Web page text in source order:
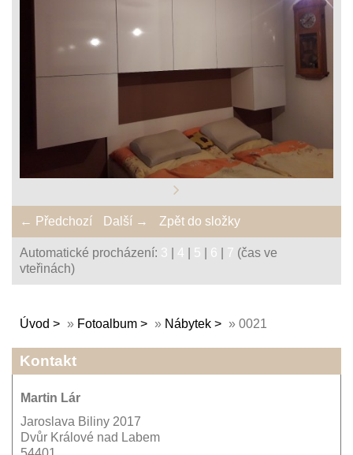
← Předchozí Další → Zpět do složky
Automatické procházení: 3 4 5 6 7 (čas ve
vteřinách)
Úvod » Fotoalbum » Nábytek » 0021
Kontakt
Martin Lár
Jaroslava Biliny 2017
Dvůr Králové nad Labem